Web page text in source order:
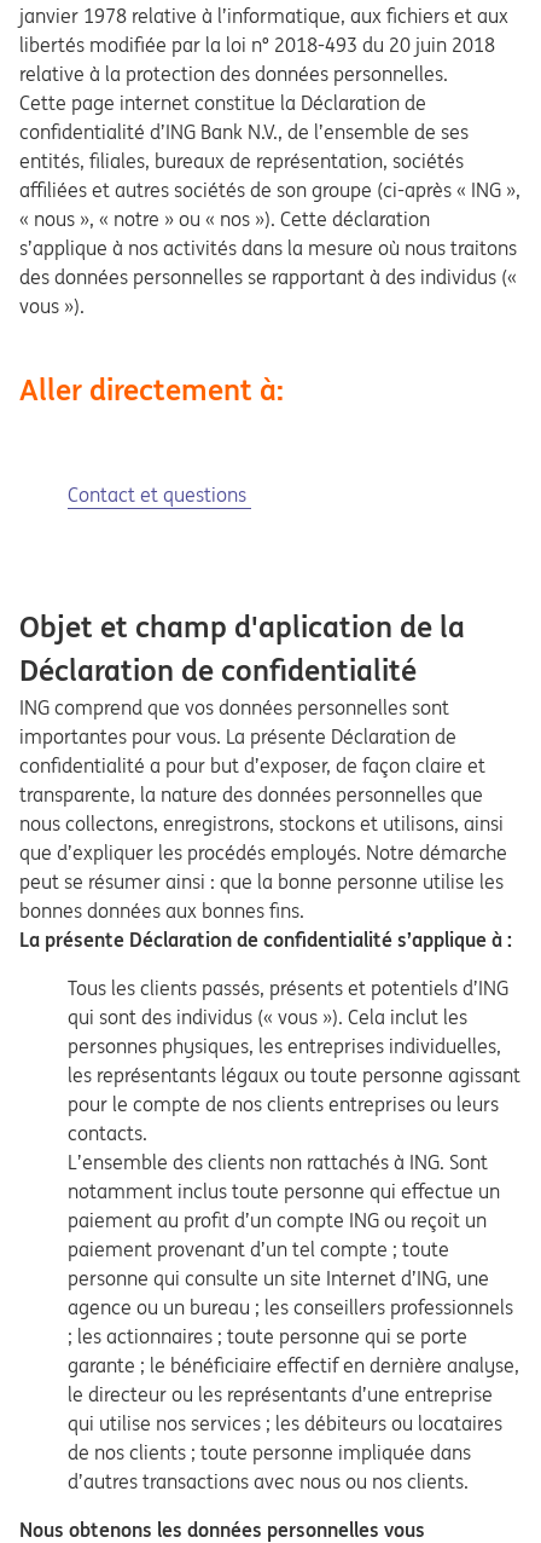
janvier 1978 relative à l’informatique, aux fichiers et aux
libertés modifiée par la loi n° 2018-493 du 20 juin 2018
relative à la protection des données personnelles.
Cette page internet constitue la Déclaration de
confidentialité d’ING Bank N.V., de l’ensemble de ses
entités, filiales, bureaux de représentation, sociétés
affiliées et autres sociétés de son groupe (ci-après « ING »,
« nous », « notre » ou « nos »). Cette déclaration
s’applique à nos activités dans la mesure où nous traitons
des données personnelles se rapportant à des individus («
vous »).
Aller directement à:
Contact et questions
Objet et champ d'aplication de la
Déclaration de confidentialité
ING comprend que vos données personnelles sont
importantes pour vous. La présente Déclaration de
confidentialité a pour but d’exposer, de façon claire et
transparente, la nature des données personnelles que
nous collectons, enregistrons, stockons et utilisons, ainsi
que d’expliquer les procédés employés. Notre démarche
peut se résumer ainsi : que la bonne personne utilise les
bonnes données aux bonnes fins.
La présente Déclaration de confidentialité s’applique à :
Tous les clients passés, présents et potentiels d’ING
qui sont des individus (« vous »). Cela inclut les
personnes physiques, les entreprises individuelles,
les représentants légaux ou toute personne agissant
pour le compte de nos clients entreprises ou leurs
contacts.
L’ensemble des clients non rattachés à ING. Sont
notamment inclus toute personne qui effectue un
paiement au profit d’un compte ING ou reçoit un
paiement provenant d’un tel compte ; toute
personne qui consulte un site Internet d’ING, une
agence ou un bureau ; les conseillers professionnels
; les actionnaires ; toute personne qui se porte
garante ; le bénéficiaire effectif en dernière analyse,
le directeur ou les représentants d’une entreprise
qui utilise nos services ; les débiteurs ou locataires
de nos clients ; toute personne impliquée dans
d’autres transactions avec nous ou nos clients.
Nous obtenons les données personnelles vous